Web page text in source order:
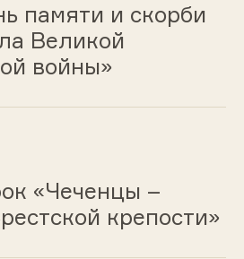
памяти и скорби
Великой
войны»
«Чеченцы –
крепости»